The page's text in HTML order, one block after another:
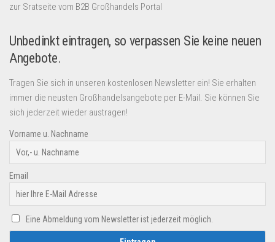
zur Sratseite vom B2B Großhandels Portal
Unbedinkt eintragen, so verpassen Sie keine neuen
Angebote.
Tragen Sie sich in unseren kostenlosen Newsletter ein! Sie erhalten
immer die neusten Großhandelsangebote per E-Mail. Sie können Sie
sich jederzeit wieder austragen!
Vorname u. Nachname
Email
Eine Abmeldung vom Newsletter ist jederzeit möglich.